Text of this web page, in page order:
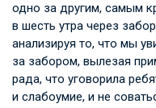
одно за другим, самым
в шесть утра через
анализируя то, что мы
за забором, вылезая
рада, что уговорила
и слабоумие, и не